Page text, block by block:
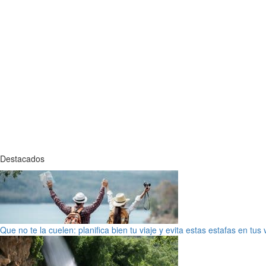
Destacados
Que no te la cuelen: planifica bien tu viaje y evita estas estafas en tus